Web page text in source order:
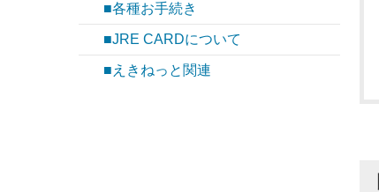
■各種お手続き
■JRE CARDについて
■えきねっと関連